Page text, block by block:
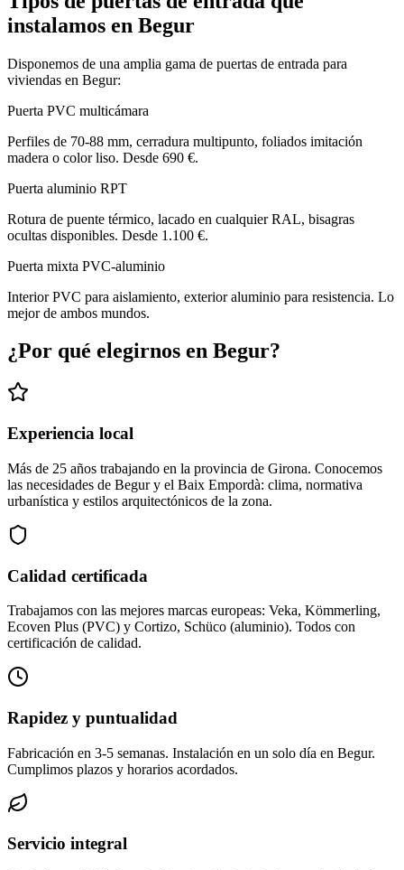
instalamos en Begur
Disponemos de una amplia gama de puertas de entrada para
viviendas en Begur:
Puerta PVC multicámara
Perfiles de 70-88 mm, cerradura multipunto, foliados imitación
madera o color liso. Desde 690 €.
Puerta aluminio RPT
Rotura de puente térmico, lacado en cualquier RAL, bisagras
ocultas disponibles. Desde 1.100 €.
Puerta mixta PVC-aluminio
Interior PVC para aislamiento, exterior aluminio para resistencia. Lo
mejor de ambos mundos.
¿Por qué elegirnos en Begur?
Experiencia local
Más de 25 años trabajando en la provincia de Girona. Conocemos
las necesidades de Begur y el Baix Empordà: clima, normativa
urbanística y estilos arquitectónicos de la zona.
Calidad certificada
Trabajamos con las mejores marcas europeas: Veka, Kömmerling,
Ecoven Plus (PVC) y Cortizo, Schüco (aluminio). Todos con
certificación de calidad.
Rapidez y puntualidad
Fabricación en 3-5 semanas. Instalación en un solo día en Begur.
Cumplimos plazos y horarios acordados.
Servicio integral